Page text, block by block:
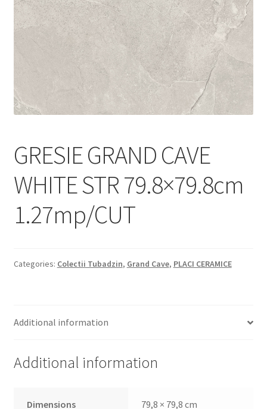
Informatii
Plata si Livrare
Politică de confidențialitate
Politica de cookie
Magazin
Plată
GRESIE GRAND CAVE
WHITE STR 79.8×79.8cm
1.27mp/CUT
Categories: Colectii Tubadzin, Grand Cave, PLACI CERAMICE
Additional information
Additional information
Dimensions 79,8 × 79,8 cm